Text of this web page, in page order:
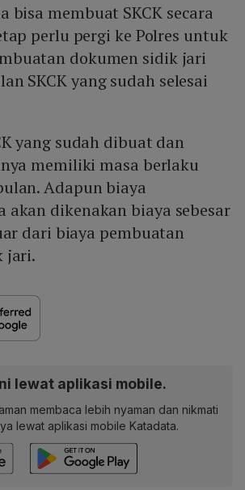
bisa membuat SKCK secara
perlu pergi ke Polres untuk
dokumen sidik jari
SKCK yang sudah selesai
yang sudah dibuat dan
memiliki masa berlaku
Adapun biaya
akan dikenakan biaya sebesar
dari biaya pembuatan
jari.
lewat aplikasi mobile.
membaca lebih nyaman dan nikmati
lewat aplikasi mobile Katadata.